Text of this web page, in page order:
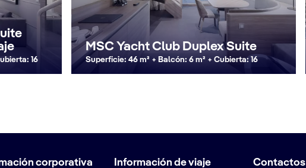
16
MSC Yacht Club Duplex Suite
Superficie: 46 m² + Balcón: 6 m² + Cubierta: 16
corporativa Información de viaje Contactos